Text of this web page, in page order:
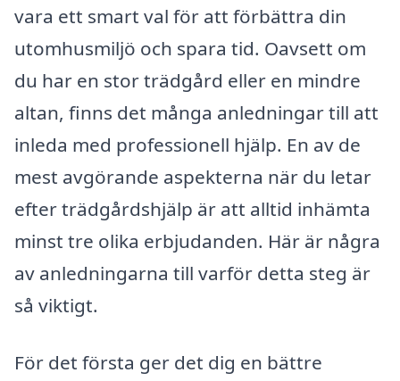
vara ett smart val för att förbättra din
utomhusmiljö och spara tid. Oavsett om
du har en stor trädgård eller en mindre
altan, finns det många anledningar till att
inleda med professionell hjälp. En av de
mest avgörande aspekterna när du letar
efter trädgårdshjälp är att alltid inhämta
minst tre olika erbjudanden. Här är några
av anledningarna till varför detta steg är
så viktigt.
För det första ger det dig en bättre